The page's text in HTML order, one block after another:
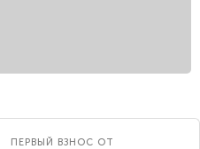
ПЕРВЫЙ ВЗНОС ОТ